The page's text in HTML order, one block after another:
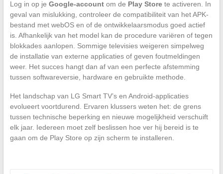
Log in op je Google-accountom de Play Storete activeren. In
geval van mislukking, controleer de compatibiliteit van het APK-
bestand met webOS en of de ontwikkelaarsmodus goed actief
is. Afhankelijk van het model kan de procedure variëren of tegen
blokkades aanlopen. Sommige televisies weigeren simpelweg
de installatie van externe applicaties of geven foutmeldingen
weer. Het succes hangt dan af van een perfecte afstemming
tussen softwareversie, hardware en gebruikte methode.
Het landschap van LG Smart TV’s en Android-applicaties
evolueert voortdurend. Ervaren klussers weten het: de grens
tussen technische beperking en nieuwe mogelijkheid verschuift
elk jaar. Iedereen moet zelf beslissen hoe ver hij bereid is te
gaan om de Play Store op zijn scherm te installeren.